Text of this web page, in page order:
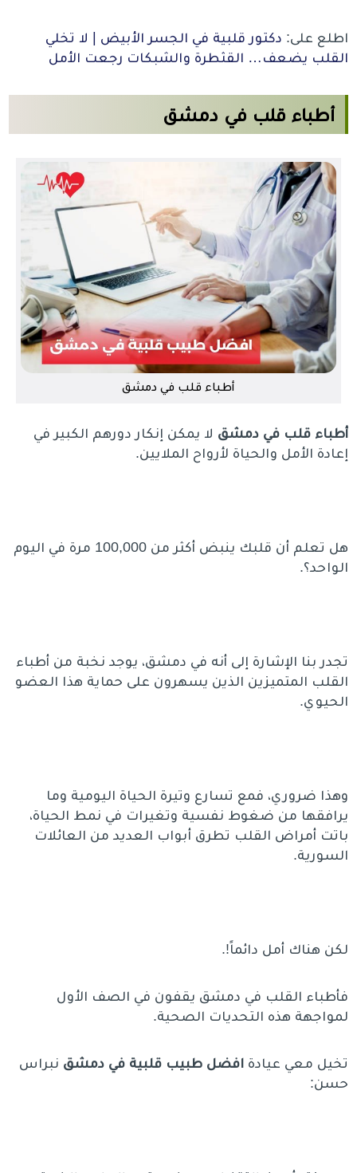
اطلع على: دكتور قلبية في الجسر الأبيض | لا تخلي
القلب يضعف… القثطرة والشبكات رجعت الأمل
أطباء قلب في دمشق
أطباء قلب في دمشق
أطباء قلب في دمشق لا يمكن إنكار دورهم الكبير في
إعادة الأمل والحياة لأرواح الملايين.
هل تعلم أن قلبك ينبض أكثر من 100,000 مرة في اليوم
الواحد؟.
تجدر بنا الإشارة إلى أنه في دمشق، يوجد نخبة من أطباء
القلب المتميزين الذين يسهرون على حماية هذا العضو
الحيوي.
وهذا ضروري، فمع تسارع وتيرة الحياة اليومية وما
يرافقها من ضغوط نفسية وتغيرات في نمط الحياة،
باتت أمراض القلب تطرق أبواب العديد من العائلات
السورية.
لكن هناك أمل دائماً!.
فأطباء القلب في دمشق يقفون في الصف الأول
لمواجهة هذه التحديات الصحية.
تخيل معي عيادةافضل طبيب قلبية في دمشق نبراس
حسن: